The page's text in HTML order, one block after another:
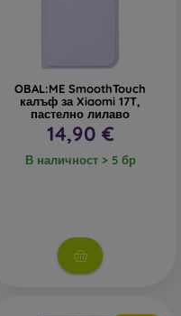
OBAL:ME SmoothTouch
калъф за Xiaomi 17T,
пастелно лилаво
14,90 €
В наличност > 5 бр